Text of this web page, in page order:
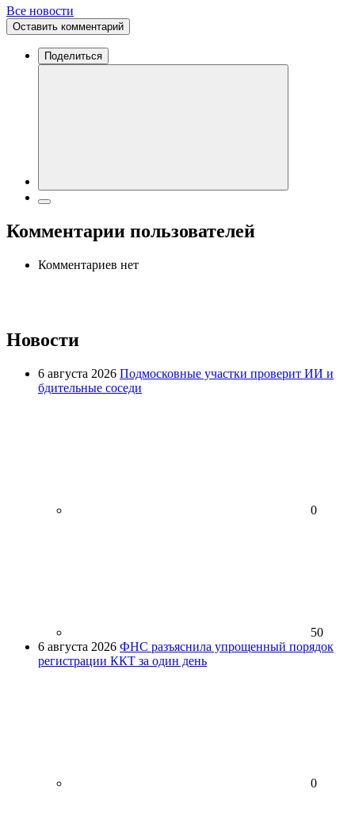
Все новости
Оставить комментарий
Поделиться
Комментарии пользователей
Комментариев нет
Новости
6 августа 2026 Подмосковные участки проверит ИИ и
бдительные соседи
0
50
6 августа 2026 ФНС разъяснила упрощенный порядок
регистрации ККТ за один день
0